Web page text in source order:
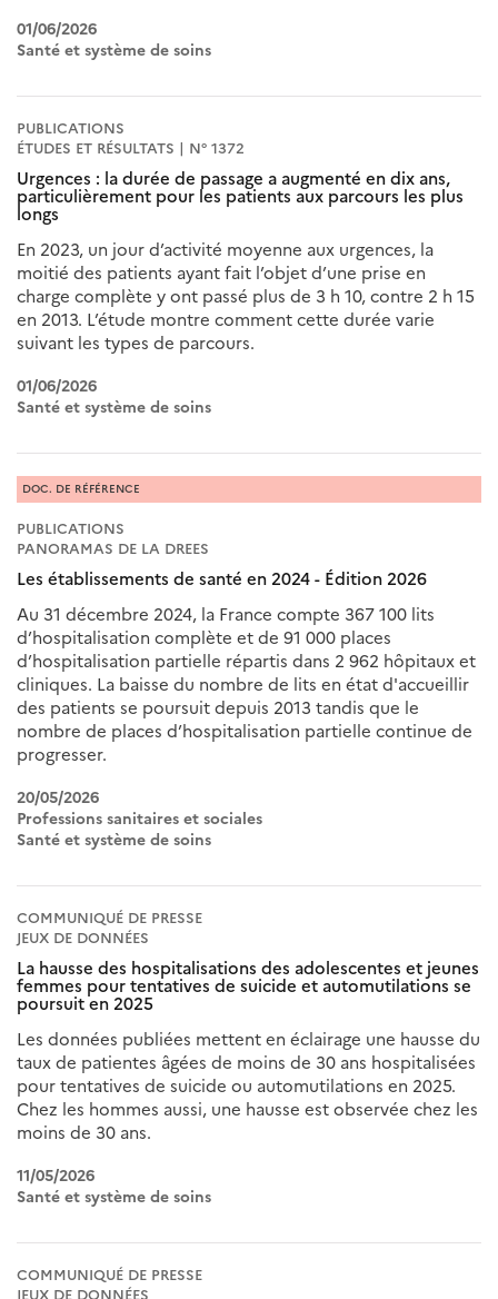
01/06/2026
Santé et système de soins
PUBLICATIONS
ÉTUDES ET RÉSULTATS | N° 1372
Urgences : la durée de passage a augmenté en dix ans,
particulièrement pour les patients aux parcours les plus
longs
En 2023, un jour d’activité moyenne aux urgences, la
moitié des patients ayant fait l’objet d’une prise en
charge complète y ont passé plus de 3 h 10, contre 2 h 15
en 2013. L’étude montre comment cette durée varie
suivant les types de parcours.
01/06/2026
Santé et système de soins
PUBLICATIONS
PANORAMAS DE LA DREES
Les établissements de santé en 2024 - Édition 2026
Au 31 décembre 2024, la France compte 367 100 lits
d’hospitalisation complète et de 91 000 places
d’hospitalisation partielle répartis dans 2 962 hôpitaux et
cliniques. La baisse du nombre de lits en état d'accueillir
des patients se poursuit depuis 2013 tandis que le
nombre de places d’hospitalisation partielle continue de
progresser.
DOC. DE RÉFÉRENCE
20/05/2026
Professions sanitaires et sociales
Santé et système de soins
COMMUNIQUÉ DE PRESSE
JEUX DE DONNÉES
La hausse des hospitalisations des adolescentes et jeunes
femmes pour tentatives de suicide et automutilations se
poursuit en 2025
Les données publiées mettent en éclairage une hausse du
taux de patientes âgées de moins de 30 ans hospitalisées
pour tentatives de suicide ou automutilations en 2025.
Chez les hommes aussi, une hausse est observée chez les
moins de 30 ans.
11/05/2026
Santé et système de soins
COMMUNIQUÉ DE PRESSE